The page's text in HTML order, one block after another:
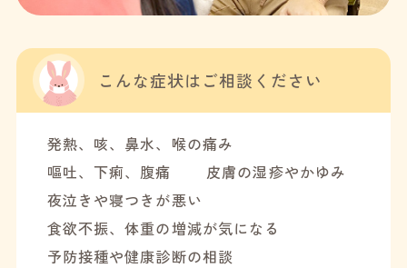
こんな症状はご相談ください
発熱、咳、鼻水、喉の痛み
嘔吐、下痢、腹痛
皮膚の湿疹やかゆみ
夜泣きや寝つきが悪い
食欲不振、体重の増減が気になる
予防接種や健康診断の相談